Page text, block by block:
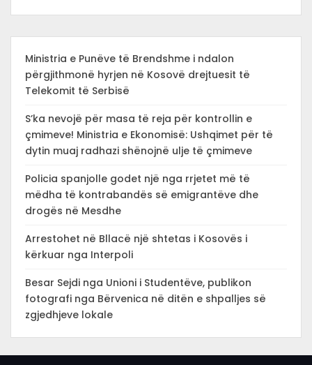
Ministria e Punëve të Brendshme i ndalon
përgjithmonë hyrjen në Kosovë drejtuesit të
Telekomit të Serbisë
S’ka nevojë për masa të reja për kontrollin e
çmimeve! Ministria e Ekonomisë: Ushqimet për të
dytin muaj radhazi shënojnë ulje të çmimeve
Policia spanjolle godet një nga rrjetet më të
mëdha të kontrabandës së emigrantëve dhe
drogës në Mesdhe
Arrestohet në Bllacë një shtetas i Kosovës i
kërkuar nga Interpoli
Besar Sejdi nga Unioni i Studentëve, publikon
fotografi nga Bërvenica në ditën e shpalljes së
zgjedhjeve lokale